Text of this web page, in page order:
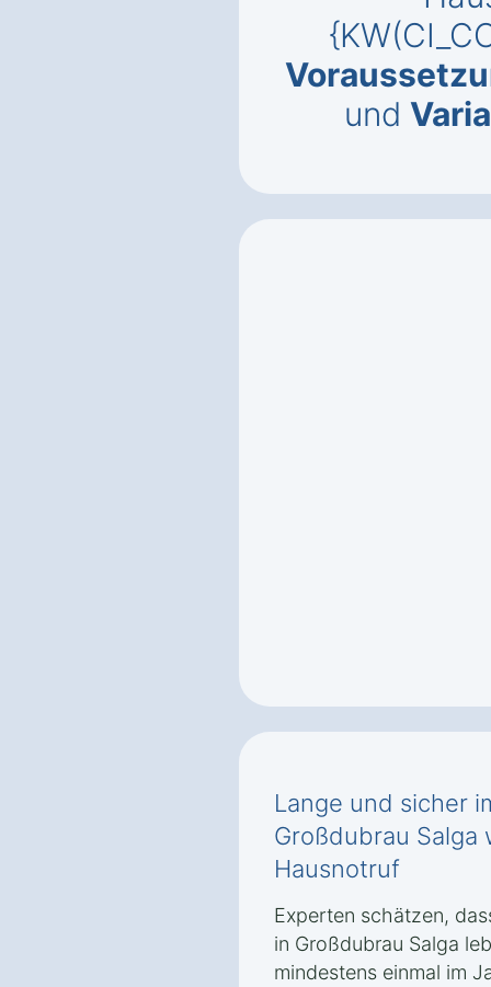
und
Lange und sicher
Großdubrau Salga
Hausnotruf
Experten schätzen,
in Großdubrau Salga
mindestens einmal im